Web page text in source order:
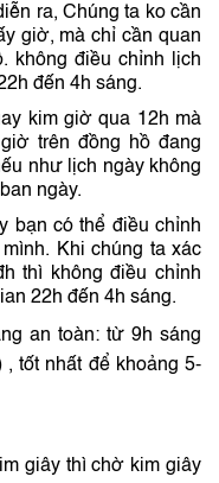
ra, Chúng ta ko cần
giờ, mà chỉ cần quan
không điều chỉnh lịch
đến 4h sáng.
kim giờ qua 12h mà
trên đồng hồ đang
như lịch ngày không
ngày.
bạn có thể điều chỉnh
Khi chúng ta xác
thì không điều chỉnh
22h đến 4h sáng.
an toàn: từ 9h sáng
tốt nhất để khoảng 5-
giây thì chờ kim giây